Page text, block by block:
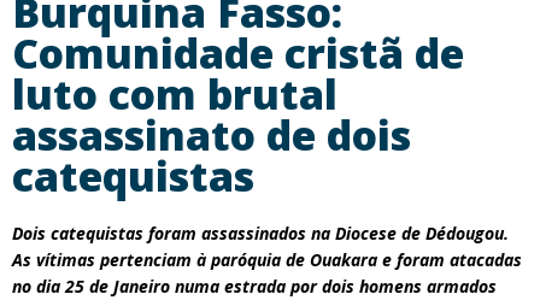
Burquina Fasso:
Comunidade cristã de
luto com brutal
assassinato de dois
catequistas
Dois catequistas foram assassinados na Diocese de Dédougou.
As vítimas pertenciam à paróquia de Ouakara e foram atacadas
no dia 25 de Janeiro numa estrada por dois homens armados